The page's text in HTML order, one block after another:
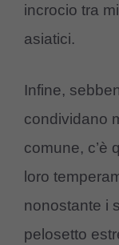
incrocio tra
asiatici.
Infine,
condividano
comune, c’è
loro
nonostante i
pelosetto